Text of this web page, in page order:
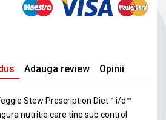
Adauga review Opinii
Stew Prescription Diet™ i/d™
nutritie care tine sub control